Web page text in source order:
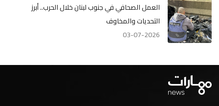
العمل الصحافي في جنوب لبنان خلال الحرب.. أبرز
التحديات والمخاوف
03-07-2026